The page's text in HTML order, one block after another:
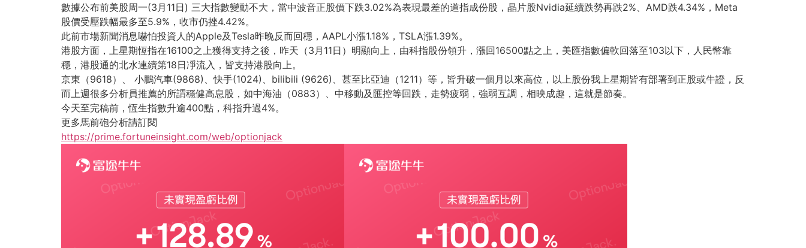
數據公布前美股周一(3月11日) 三大指數變動不大，當中波音正股價下跌3.02%為表現最差的道指成份股，晶片股Nvidia延續跌勢再跌2%、AMD跌4.34%，Meta
股價受壓跌幅最多至5.9%，收市仍挫4.42%。
此前市場新聞消息嚇怕投資人的Apple及Tesla昨晚反而回穩，AAPL小漲1.18%，TSLA漲1.39%。
港股方面，上星期恆指在16100之上獲得支持之後，昨天（3月11日）明顯向上，由科指股份領升，漲回16500點之上，美匯指數偏軟回落至103以下，人民幣靠
穩，港股通的北水連續第18日凈流入，皆支持港股向上。
京東（9618）、 小鵬汽車(9868)、快手(1024)、bilibili (9626)、甚至比亞迪（1211）等，皆升破一個月以來高位，以上股份我上星期皆有部署到正股或牛證，反
而上週很多分析員推薦的所謂穩健高息股，如中海油（0883）、中移動及匯控等回跌，走勢疲弱，強弱互調，相映成趣，這就是節奏。
今天至完稿前，恆生指數升逾400點，科指升過4%。
更多馬前砲分析請訂閱
https://prime.fortuneinsight.com/web/optionjack